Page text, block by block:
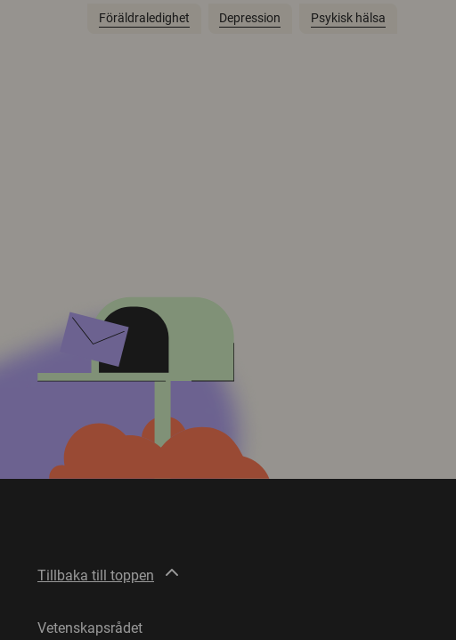
Föräldraledighet Depression Psykisk hälsa
Tillbaka till toppen
Vetenskapsrådet